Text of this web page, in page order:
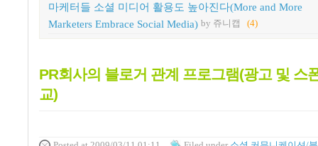
마케터들 소셜 미디어 활용도 높아진다(More and More
Marketers Embrace Social Media) by 쥬니캡 (4)
PR회사의 블로거 관계 프로그램(광고 및 스
교)